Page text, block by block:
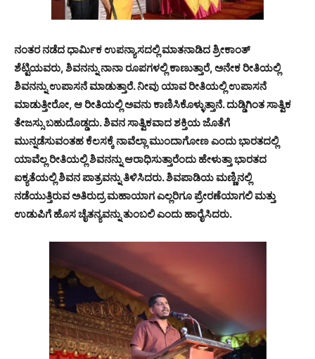
ನಂತರ ನಡೆದ ಧಾರ್ಮಿಕ ಉಪನ್ಯಾಸದಲ್ಲಿ ಮಾತನಾಡಿದ ಶ್ರೀಕಾಂತ್
ಶೆಟ್ಟಿಯವರು, ಶಿವನನ್ನು ನಾನಾ ರೂಪಗಳಲ್ಲಿ ಕಾಣುತ್ತಾರೆ, ಅನೇಕ ರೀತಿಯಲ್ಲಿ
ಶಿವನನ್ನು ಉಪಾಸನೆ ಮಾಡುತ್ತಾರೆ. ನೀವು ಯಾವ ರೀತಿಯಲ್ಲಿ ಉಪಾಸನೆ
ಮಾಡುತ್ತೀರೋ, ಆ ರೀತಿಯಲ್ಲಿ ಅವನು ಕಾಣಿಸಿಕೊಳ್ಳುತ್ತಾನೆ. ದುಡ್ಡಿಗಿಂತ ಸಾತ್ವಿಕ
ತೇಜಸ್ಸು ಬಹುದೊಡ್ಡದು. ಶಿವನ ಸಾತ್ವಿಕವಾದ ಶಕ್ತಿಯ ಜೊತೆಗೆ
ಮುನ್ನಡೆಸುವಂತಹ ಕೆಲಸಕ್ಕೆ ನಾವೆಲ್ಲಾ ಮುಂದಾಗೋಣ ಎಂದು ಭಾರತದಲ್ಲಿ
ಯಾವೆಲ್ಲ ರೀತಿಯಲ್ಲಿ ಶಿವನನ್ನು ಆರಾಧಿಸುತ್ತಾರೆಂದು ಹೇಳುತ್ತಾ ಭಾರತದ
ಐಕ್ಯತೆಯಲ್ಲಿ ಶಿವನ ಪಾತ್ರವನ್ನು ತಿಳಿಸಿದರು. ಶಿವಪಾಡಿಯ ಮಣ್ಣಿನಲ್ಲಿ
ನಡೆಯುತ್ತಿರುವ ಅತಿರುದ್ರ ಮಹಾಯಾಗ ಎಲ್ಲರಿಗೂ ಪ್ರೇರಣೆಯಾಗಲಿ ಮತ್ತು
ಉಡುಪಿಗೆ ಹೊಸ ಚೈತನ್ಯವನ್ನು ತುಂಬಲಿ ಎಂದು ಹಾರೈಸಿದರು.